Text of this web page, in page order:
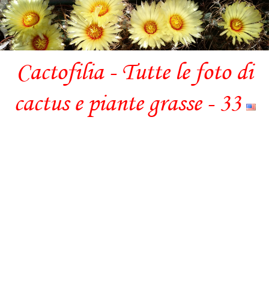
Cactofilia - Tutte le foto di
cactus e piante grasse - 33